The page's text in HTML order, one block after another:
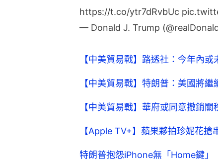
https://t.co/ytr7dRvbUc
— Donald J. Trump
【中美貿易戰】路透社：今年內
【中美貿易戰】特朗普：美國將繼
【中美貿易戰】華府或同意撤銷
【Apple TV+】蘋果夥拍珍妮花
特朗普抱怨iPhone無「Home鍵